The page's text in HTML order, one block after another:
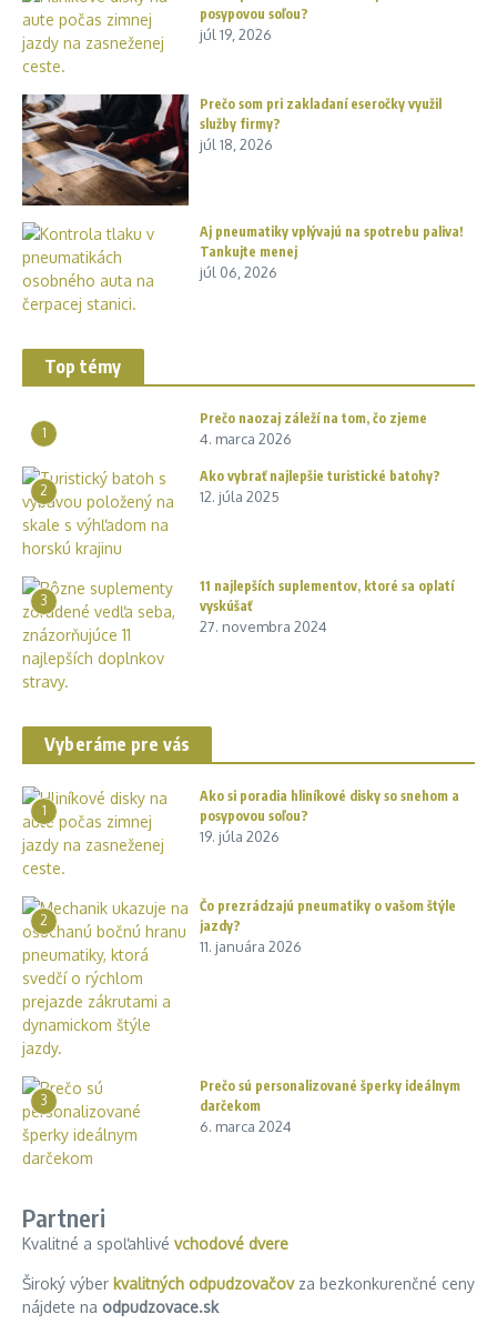
posypovou soľou?
júl 19, 2026
Prečo som pri zakladaní eseročky využil
služby firmy?
júl 18, 2026
Aj pneumatiky vplývajú na spotrebu paliva!
Tankujte menej
júl 06, 2026
Top témy
1
Prečo naozaj záleží na tom, čo zjeme
4. marca 2026
2
Ako vybrať najlepšie turistické batohy?
12. júla 2025
3
11 najlepších suplementov, ktoré sa oplatí
vyskúšať
27. novembra 2024
Vyberáme pre vás
1
Ako si poradia hliníkové disky so snehom a
posypovou soľou?
19. júla 2026
2
Čo prezrádzajú pneumatiky o vašom štýle
jazdy?
11. januára 2026
3
Prečo sú personalizované šperky ideálnym
darčekom
6. marca 2024
Partneri
Kvalitné a spoľahlivé vchodové dvere
Široký výber kvalitných odpudzovačovza bezkonkurenčné ceny
nájdete na odpudzovace.sk